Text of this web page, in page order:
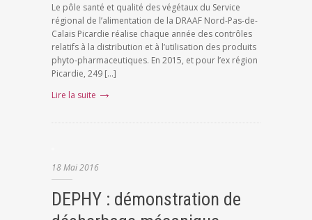
Le pôle santé et qualité des végétaux du Service
régional de l’alimentation de la DRAAF Nord-Pas-de-
Calais Picardie réalise chaque année des contrôles
relatifs à la distribution et à l’utilisation des produits
phyto-pharmaceutiques. En 2015, et pour l’ex région
Picardie, 249 […]
Lire la suite
18Mai2016
DEPHY : démonstration de